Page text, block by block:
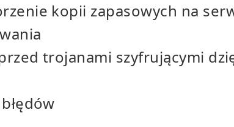
kopii zapasowych na
trojanami szyfrującymi